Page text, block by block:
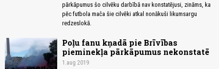
pārkāpumus šo cilvēku darbībā nav konstatējusi, zināms, ka
pēc futbola mača šie cilvēki atkal nonākuši likumsargu
redzeslokā.
Poļu fanu kņadā pie Brīvības
pieminekļa pārkāpumus nekonstatē
1.aug 2019